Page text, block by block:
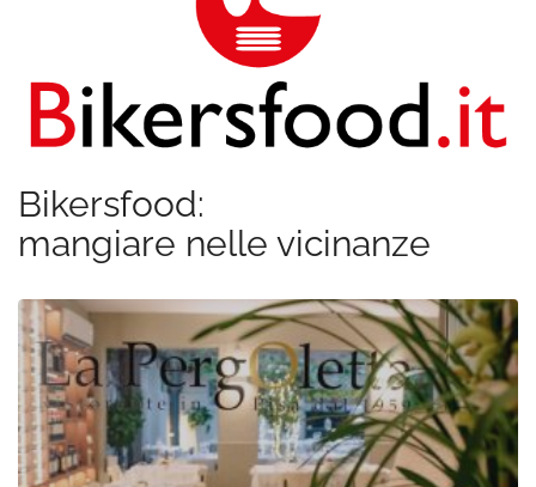
Bikersfood:
mangiare nelle vicinanze